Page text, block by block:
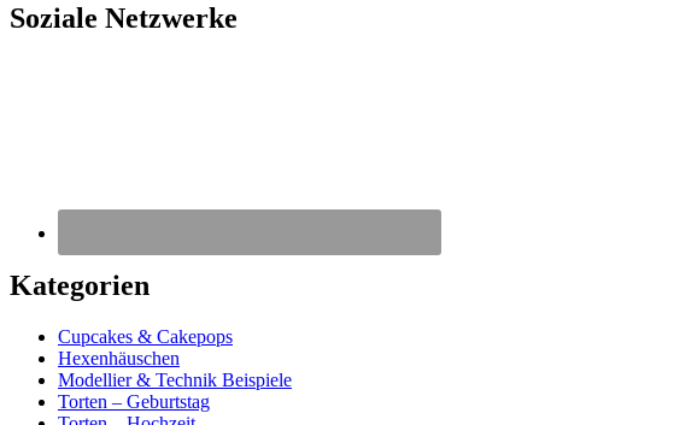
Soziale Netzwerke
Kategorien
Cupcakes & Cakepops
Hexenhäuschen
Modellier & Technik Beispiele
Torten – Geburtstag